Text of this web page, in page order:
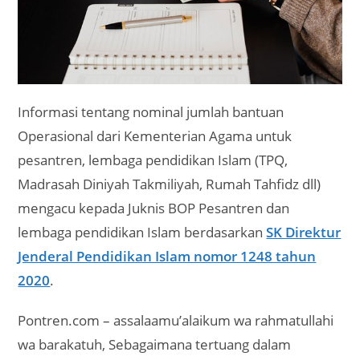
Informasi tentang nominal jumlah bantuan
Operasional dari Kementerian Agama untuk
pesantren, lembaga pendidikan Islam (TPQ,
Madrasah Diniyah Takmiliyah, Rumah Tahfidz dll)
mengacu kepada Juknis BOP Pesantren dan
lembaga pendidikan Islam berdasarkanSK Direktur
Jenderal Pendidikan Islam nomor 1248 tahun
2020.
Pontren.com – assalaamu’alaikum wa rahmatullahi
wa barakatuh, Sebagaimana tertuang dalam